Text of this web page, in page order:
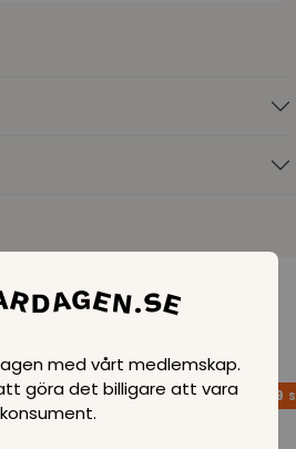
med vårt medlemskap.
göra det billigare att vara
konsument.
SPARA 99 SEK SPARA 99